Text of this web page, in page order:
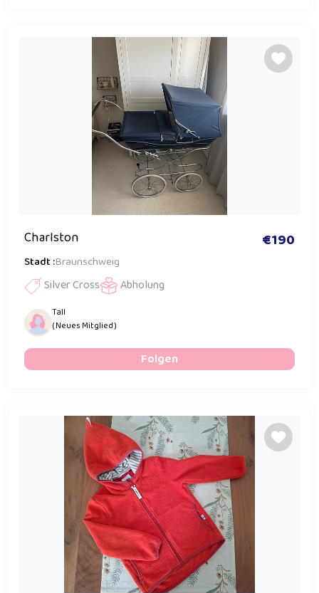
Charlston €190
Stadt :Braunschweig
Silver Cross Abholung
Tall
( Neues Mitglied )
Folgen